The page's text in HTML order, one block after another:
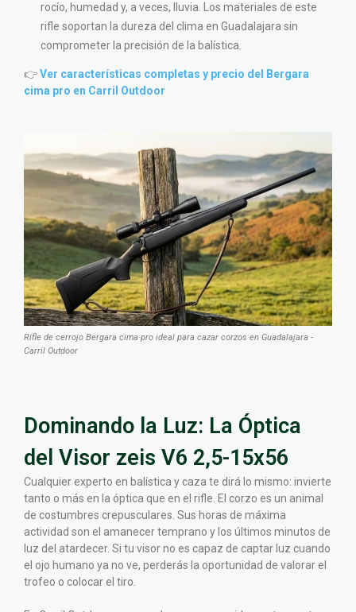
rocío, humedad y, a veces, lluvia. Los materiales de este
rifle soportan la dureza del clima en Guadalajara sin
comprometer la precisión de la balística.
👉Ver características completas y precio del Bergara
cima pro en Carril Outdoor
Rifle de cerrojo Bergara cima pro ideal para cazar corzos en Guadalajara -
Carril Outdoor
Dominando la Luz: La Óptica
del Visor zeis V6 2,5-15x56
Cualquier experto en balística y caza te dirá lo mismo: invierte
tanto o más en la óptica que en el rifle. El corzo es un animal
de costumbres crepusculares. Sus horas de máxima
actividad son el amanecer temprano y los últimos minutos de
luz del atardecer. Si tu visor no es capaz de captar luz cuando
el ojo humano ya no ve, perderás la oportunidad de valorar el
trofeo o colocar el tiro.